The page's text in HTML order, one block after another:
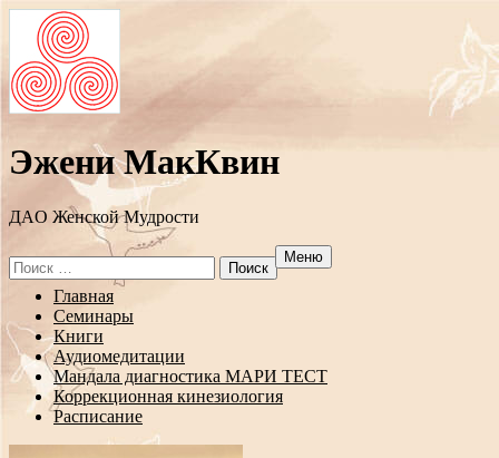
Эжени МакКвин
ДAO Женской Мудрости
Search
for:
Меню
Перейти
содержанию
Главная
Семинары
Книги
Аудиомедитации
Мандала диагностика МАРИ ТЕСТ
Коррекционная кинезиология
Расписание